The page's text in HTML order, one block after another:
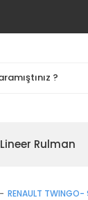
Lineer Rulman
RENAULT